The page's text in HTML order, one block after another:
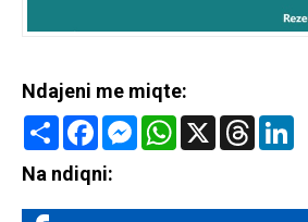
Ndajeni me miqte:
Share FacebookMessenger
WhatsApp
X Threads
Na ndiqni: